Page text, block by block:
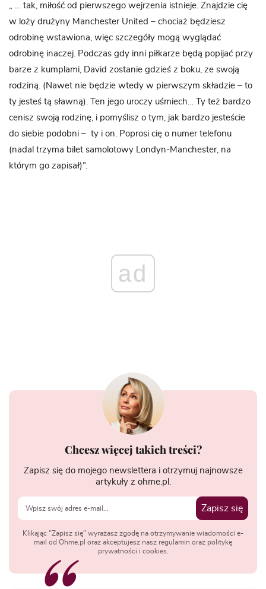
„ … tak, miłość od pierwszego wejrzenia istnieje. Znajdzie cię
w loży drużyny Manchester United – chociaż będziesz
odrobinę wstawiona, więc szczegóły mogą wyglądać
odrobinę inaczej. Podczas gdy inni piłkarze będą popijać przy
barze z kumplami, David zostanie gdzieś z boku, ze swoją
rodziną. (Nawet nie będzie wtedy w pierwszym składzie – to
ty jesteś tą sławną). Ten jego uroczy uśmiech… Ty też bardzo
cenisz swoją rodzinę, i pomyślisz o tym, jak bardzo jesteście
do siebie podobni – ty i on. Poprosi cię o numer telefonu
(nadal trzyma bilet samolotowy Londyn-Manchester, na
którym go zapisał)”.
ad
Chcesz więcej takich treści?
Zapisz się do mojego newslettera i otrzymuj najnowsze
artykuły z ohme.pl.
Zapisz się
Klikając "Zapisz się" wyrażasz zgodę na otrzymywanie wiadomości e-
mail od Ohme.pl oraz akceptujesz nasz regulamin oraz politykę
prywatności i cookies.